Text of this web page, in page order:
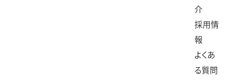
介
採用情
報
よくあ
る質問